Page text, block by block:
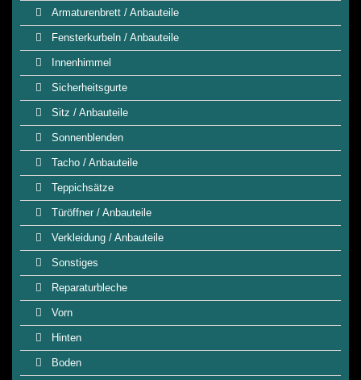
Armaturenbrett / Anbauteile
Fensterkurbeln / Anbauteile
Innenhimmel
Sicherheitsgurte
Sitz / Anbauteile
Sonnenblenden
Tacho / Anbauteile
Teppichsätze
Türöffner / Anbauteile
Verkleidung / Anbauteile
Sonstiges
Reparaturbleche
Vorn
Hinten
Boden